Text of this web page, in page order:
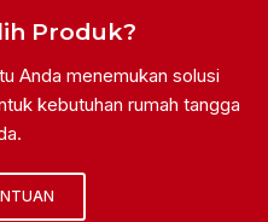
Produk?
Anda menemukan solusi
kebutuhan rumah tangga